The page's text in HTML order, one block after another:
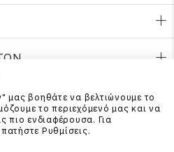
ΜΑΖΙ ΜΑΣ
999 4510
μας βοηθάτε να βελτιώνουμε το
το περιεχόμενό μας και να
πιο ενδιαφέρουσα. Για
Ρυθμίσεις.